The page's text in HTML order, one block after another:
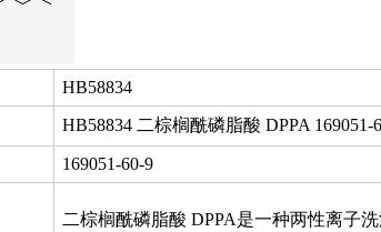
HB58834
HB58834 二棕榈酰磷脂酸 DPPA 169051-
169051-60-9
二棕榈酰磷脂酸 DPPA是一种两性离子